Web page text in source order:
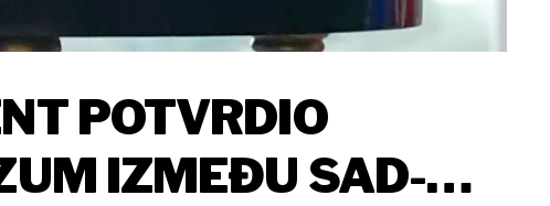
POTVRDIO
IZMEĐU SAD-A I